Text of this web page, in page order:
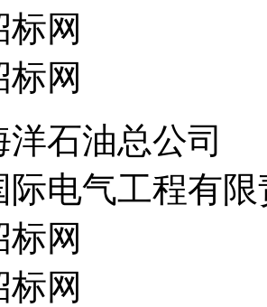
标网
网
洋石油总公司
际电气工程有
标网
网